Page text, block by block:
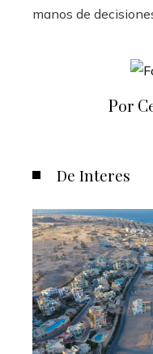
manos de
Por
De Interes